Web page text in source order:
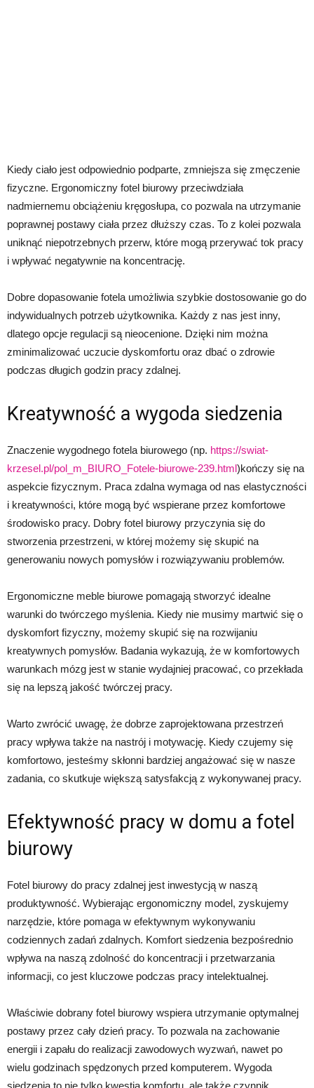
Kiedy ciało jest odpowiednio podparte, zmniejsza się zmęczenie
fizyczne. Ergonomiczny fotel biurowy przeciwdziała
nadmiernemu obciążeniu kręgosłupa, co pozwala na utrzymanie
poprawnej postawy ciała przez dłuższy czas. To z kolei pozwala
uniknąć niepotrzebnych przerw, które mogą przerywać tok pracy
i wpływać negatywnie na koncentrację.
Dobre dopasowanie fotela umożliwia szybkie dostosowanie go do
indywidualnych potrzeb użytkownika. Każdy z nas jest inny,
dlatego opcje regulacji są nieocenione. Dzięki nim można
zminimalizować uczucie dyskomfortu oraz dbać o zdrowie
podczas długich godzin pracy zdalnej.
Kreatywność a wygoda siedzenia
Znaczenie wygodnego fotela biurowego (np. https://swiat-
krzesel.pl/pol_m_BIURO_Fotele-biurowe-239.html)kończy się na
aspekcie fizycznym. Praca zdalna wymaga od nas elastyczności
i kreatywności, które mogą być wspierane przez komfortowe
środowisko pracy. Dobry fotel biurowy przyczynia się do
stworzenia przestrzeni, w której możemy się skupić na
generowaniu nowych pomysłów i rozwiązywaniu problemów.
Ergonomiczne meble biurowe pomagają stworzyć idealne
warunki do twórczego myślenia. Kiedy nie musimy martwić się o
dyskomfort fizyczny, możemy skupić się na rozwijaniu
kreatywnych pomysłów. Badania wykazują, że w komfortowych
warunkach mózg jest w stanie wydajniej pracować, co przekłada
się na lepszą jakość twórczej pracy.
Warto zwrócić uwagę, że dobrze zaprojektowana przestrzeń
pracy wpływa także na nastrój i motywację. Kiedy czujemy się
komfortowo, jesteśmy skłonni bardziej angażować się w nasze
zadania, co skutkuje większą satysfakcją z wykonywanej pracy.
Efektywność pracy w domu a fotel
biurowy
Fotel biurowy do pracy zdalnej jest inwestycją w naszą
produktywność. Wybierając ergonomiczny model, zyskujemy
narzędzie, które pomaga w efektywnym wykonywaniu
codziennych zadań zdalnych. Komfort siedzenia bezpośrednio
wpływa na naszą zdolność do koncentracji i przetwarzania
informacji, co jest kluczowe podczas pracy intelektualnej.
Właściwie dobrany fotel biurowy wspiera utrzymanie optymalnej
postawy przez cały dzień pracy. To pozwala na zachowanie
energii i zapału do realizacji zawodowych wyzwań, nawet po
wielu godzinach spędzonych przed komputerem. Wygoda
siedzenia to nie tylko kwestia komfortu, ale także czynnik